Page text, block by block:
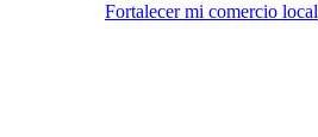
Fortalecer mi comercio local